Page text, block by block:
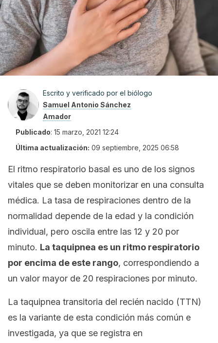
Escrito y verificado por el biólogo
Samuel Antonio Sánchez
Amador
Publicado: 15 marzo, 2021 12:24
Última actualización: 09 septiembre, 2025 06:58
El ritmo respiratorio basal es uno de los signos
vitales que se deben monitorizar en una consulta
médica. La tasa de respiraciones dentro de la
normalidad depende de la edad y la condición
individual, pero oscila entre las 12 y 20 por
minuto. La taquipnea es un ritmo respiratorio
por encima de este rango, correspondiendo a
un valor mayor de 20 respiraciones por minuto.
La taquipnea transitoria del recién nacido (TTN)
es la variante de esta condición más común e
investigada, ya que se registra en